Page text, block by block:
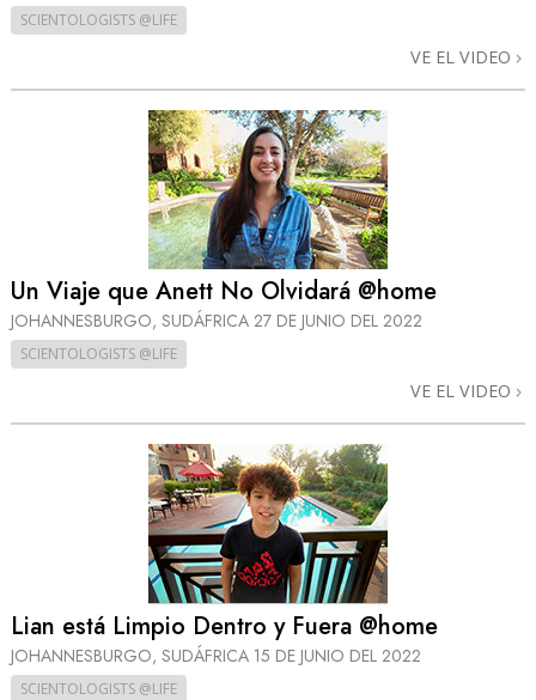
SCIENTOLOGISTS @LIFE
VE EL VIDEO
Un Viaje que Anett No Olvidará @home
JOHANNESBURGO, SUDÁFRICA 27 DE JUNIO DEL 2022
SCIENTOLOGISTS @LIFE
VE EL VIDEO
Lian está Limpio Dentro y Fuera @home
JOHANNESBURGO, SUDÁFRICA 15 DE JUNIO DEL 2022
SCIENTOLOGISTS @LIFE